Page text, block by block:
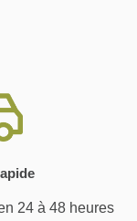
24 à 48 heures